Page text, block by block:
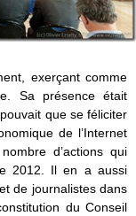
exerçant comme
Sa présence était
que se féliciter
de l’Internet
d’actions qui
2012. Il en a aussi
de journalistes dans
du Conseil